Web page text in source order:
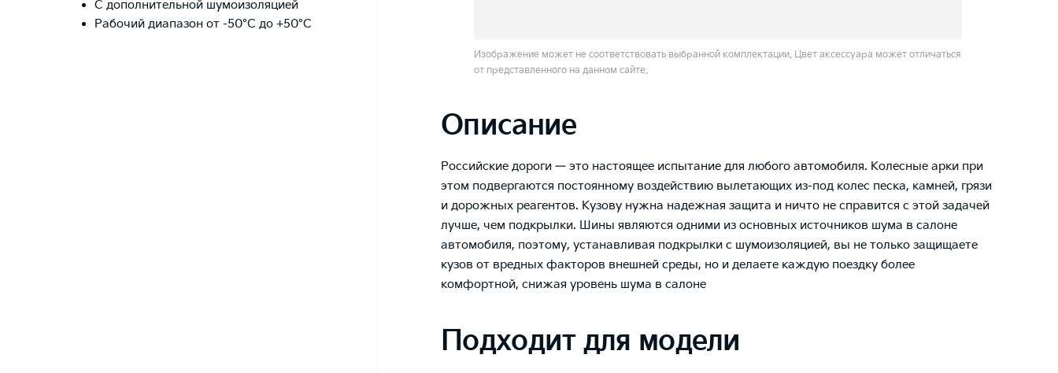
С дополнительной шумоизоляцией
Рабочий диапазон от -50°C до +50°C
Изображение может не соответствовать выбранной комплектации. Цвет аксессуара может отличаться
от представленного на данном сайте.
Описание
Российские дороги — это настоящее испытание для любого автомобиля. Колесные арки при
этом подвергаются постоянному воздействию вылетающих из-под колес песка, камней, грязи
и дорожных реагентов. Кузову нужна надежная защита и ничто не справится с этой задачей
лучше, чем подкрылки. Шины являются одними из основных источников шума в салоне
автомобиля, поэтому, устанавливая подкрылки с шумоизоляцией, вы не только защищаете
кузов от вредных факторов внешней среды, но и делаете каждую поездку более
комфортной, снижая уровень шума в салоне
Подходит для модели